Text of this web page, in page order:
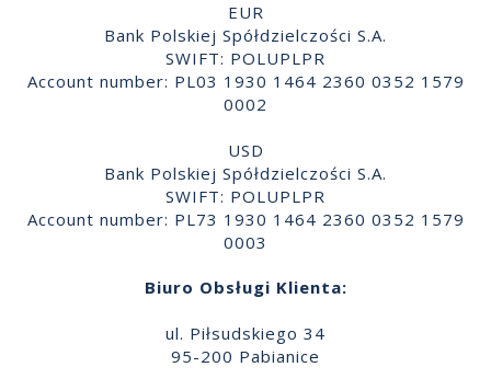
EUR
Bank Polskiej Spółdzielczości S.A.
SWIFT: POLUPLPR
Account number: PL03 1930 1464 2360 0352 1579
0002
USD
Bank Polskiej Spółdzielczości S.A.
SWIFT: POLUPLPR
Account number: PL73 1930 1464 2360 0352 1579
0003
Biuro Obsługi Klienta:
ul. Piłsudskiego 34
95-200 Pabianice